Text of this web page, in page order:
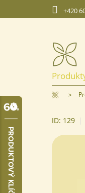
+420
Domov
ID: 129